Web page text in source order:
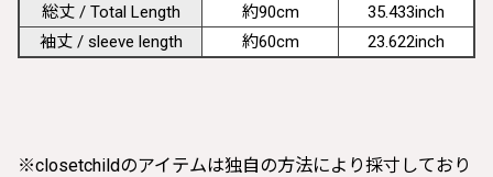
総丈 / Total Length
約90cm
35.433inch
袖丈 / sleeve length
約60cm 23.622inch
※closetchildのアイテムは独自の方法により採寸しており